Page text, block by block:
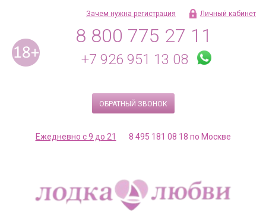
8 800 775 27 11
+7 926 951 13 08
ОБРАТНЫЙ ЗВОНОК
Зачем нужна регистрация Личный кабинет
Ежедневно с 9 до 21 8 495 181 08 18 по Москве